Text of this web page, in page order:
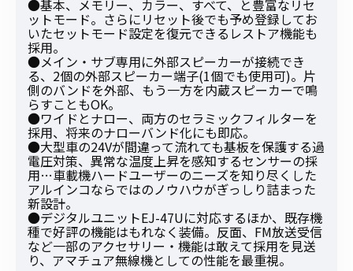
●基本、メモリー、カラー、すべて、と豊富なリセ
ットモード。さらにリセット後でも予め登録してお
いたセットモード設定を復元できるレストア機能も
採用。
●メイン・サブ専用に外部スピーカーが接続でき
る、2個の外部スピーカー端子(1個でも使用可)。片
側のバンドを外部、もう一方を内蔵スピーカーで鳴
らすこともOK。
●ワイドとナロー、両方のセラミックフィルターを
採用、将来のナローバンド化にも即応。
●大型車の24Vが間違って流れても基板を保護する過
電圧対策、異常な温度上昇を感知するセンサーの採
用…車載機ハードユーザーのニーズを知り尽くした
アルインコならではのノウハウがぎっしり詰まった
新設計。
●デジタルユニットEJ-47Uに対応するほか、既存機
種で好評の機能はもれなく装備。反面、FM放送受信
など一部のアクセサリー・機能は敢えて採用を見送
り、アマチュア無線機としての性能を最重視。